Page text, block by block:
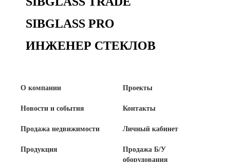
info@sibglass.ru
SIBGLASS PRO
ИНЖЕНЕР СТЕКЛОВ
О компании
Новости и события
Продажа недвижимости
Продукция
Проекты
Контакты
Личный кабинет
Продажа Б/У
оборудования